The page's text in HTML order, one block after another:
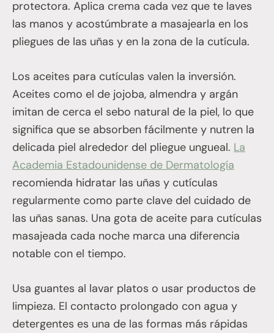
protectora. Aplica crema cada vez que te laves
las manos y acostúmbrate a masajearla en los
pliegues de las uñas y en la zona de la cutícula.
Los aceites para cutículas valen la inversión.
Aceites como el de jojoba, almendra y argán
imitan de cerca el sebo natural de la piel, lo que
significa que se absorben fácilmente y nutren la
delicada piel alrededor del pliegue ungueal. La
Academia Estadounidense de Dermatología
recomienda hidratar las uñas y cutículas
regularmente como parte clave del cuidado de
las uñas sanas. Una gota de aceite para cutículas
masajeada cada noche marca una diferencia
notable con el tiempo.
Usa guantes al lavar platos o usar productos de
limpieza. El contacto prolongado con agua y
detergentes es una de las formas más rápidas